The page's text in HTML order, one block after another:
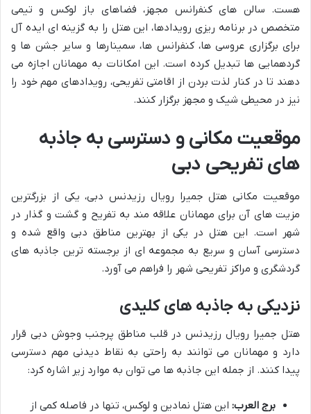
هست. سالن های کنفرانس مجهز، فضاهای باز لوکس و تیمی
متخصص در برنامه ریزی رویدادها، این هتل را به گزینه ای ایده آل
برای برگزاری عروسی ها، کنفرانس ها، سمینارها و سایر جشن ها و
گردهمایی ها تبدیل کرده است. این امکانات به مهمانان اجازه می
دهند تا در کنار لذت بردن از اقامتی تفریحی، رویدادهای مهم خود را
نیز در محیطی شیک و مجهز برگزار کنند.
موقعیت مکانی و دسترسی به جاذبه
های تفریحی دبی
موقعیت مکانی هتل جمیرا رویال رزیدنس دبی، یکی از بزرگترین
مزیت های آن برای مهمانان علاقه مند به تفریح و گشت و گذار در
شهر است. این هتل در یکی از بهترین مناطق دبی واقع شده و
دسترسی آسان و سریع به مجموعه ای از برجسته ترین جاذبه های
گردشگری و مراکز تفریحی شهر را فراهم می آورد.
نزدیکی به جاذبه های کلیدی
هتل جمیرا رویال رزیدنس در قلب مناطق پرجنب وجوش دبی قرار
دارد و مهمانان می توانند به راحتی به نقاط دیدنی مهم دسترسی
پیدا کنند. از جمله این جاذبه ها می توان به موارد زیر اشاره کرد:
برج العرب: این هتل نمادین و لوکس، تنها در فاصله کمی از